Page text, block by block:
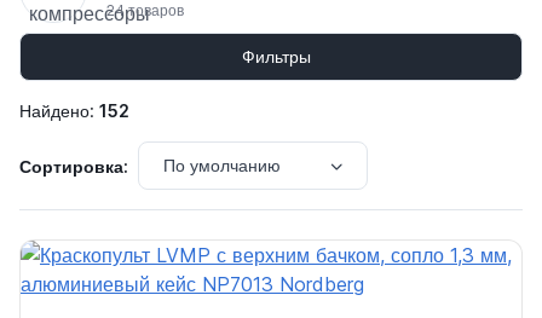
24 товаров
Фильтры
Найдено: 152
Сортировка: По умолчанию